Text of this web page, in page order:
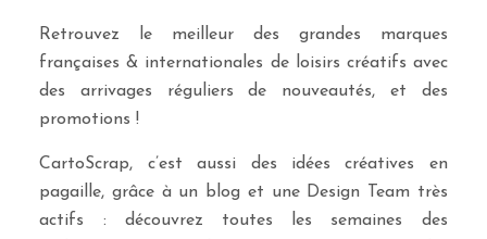
Retrouvez le meilleur des grandes marques
françaises & internationales de loisirs créatifs avec
des arrivages réguliers de nouveautés, et des
promotions !
CartoScrap, c’est aussi des idées créatives en
pagaille, grâce à un blog et une Design Team très
actifs : découvrez toutes les semaines des